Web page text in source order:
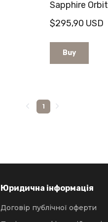
Sapphire Orbit
$295,90 USD
Buy
1
Юридична інформація
Договір публічної оферти